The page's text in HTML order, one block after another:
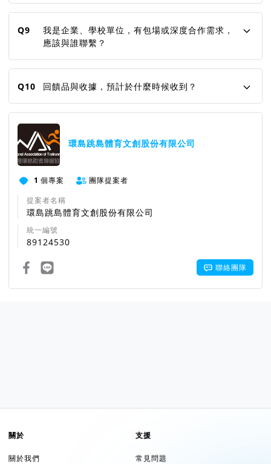
Q9
我是企業、學校單位，有包場或深度合作需求，
應該與誰聯繫？
Q10 回饋品與收據，預計於什麼時候收到？
環島跳島體育文創股份有限公司
1 個專案
團隊提案者
提案者名稱
環島跳島體育文創股份有限公司
統一編號
89124530
聯絡團隊
關於
關於我們
支援
常見問題